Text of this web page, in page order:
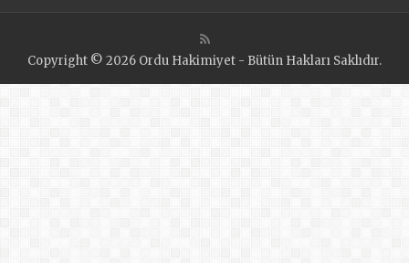
Copyright © 2026 Ordu Hakimiyet - Bütün Hakları Saklıdır.